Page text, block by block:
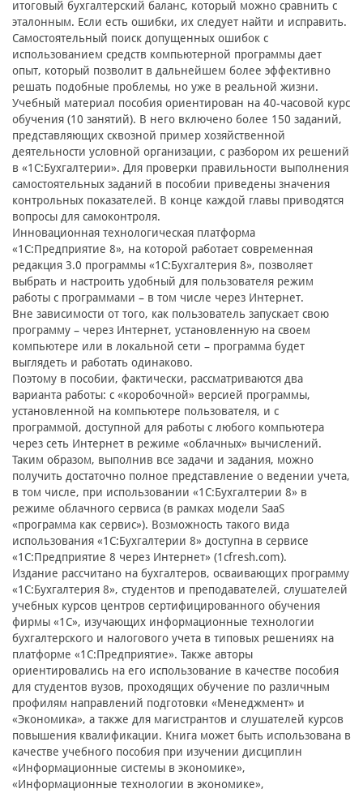
итоговый бухгалтерский баланс, который можно сравнить с
эталонным. Если есть ошибки, их следует найти и исправить.
Самостоятельный поиск допущенных ошибок с
использованием средств компьютерной программы дает
опыт, который позволит в дальнейшем более эффективно
решать подобные проблемы, но уже в реальной жизни.
Учебный материал пособия ориентирован на 40-часовой курс
обучения (10 занятий). В него включено более 150 заданий,
представляющих сквозной пример хозяйственной
деятельности условной организации, с разбором их решений
в «1С:Бухгалтерии». Для проверки правильности выполнения
самостоятельных заданий в пособии приведены значения
контрольных показателей. В конце каждой главы приводятся
вопросы для самоконтроля.
Инновационная технологическая платформа
«1С:Предприятие 8», на которой работает современная
редакция 3.0 программы «1С:Бухгалтерия 8», позволяет
выбрать и настроить удобный для пользователя режим
работы с программами – в том числе через Интернет.
Вне зависимости от того, как пользователь запускает свою
программу – через Интернет, установленную на своем
компьютере или в локальной сети – программа будет
выглядеть и работать одинаково.
Поэтому в пособии, фактически, рассматриваются два
варианта работы: с «коробочной» версией программы,
установленной на компьютере пользователя, и с
программой, доступной для работы с любого компьютера
через сеть Интернет в режиме «облачных» вычислений.
Таким образом, выполнив все задачи и задания, можно
получить достаточно полное представление о ведении учета,
в том числе, при использовании «1С:Бухгалтерии 8» в
режиме облачного сервиса (в рамках модели SaaS
«программа как сервис»). Возможность такого вида
использования «1С:Бухгалтерии 8» доступна в сервисе
«1С:Предприятие 8 через Интернет» (1cfresh.com).
Издание рассчитано на бухгалтеров, осваивающих программу
«1С:Бухгалтерия 8», студентов и преподавателей, слушателей
учебных курсов центров сертифицированного обучения
фирмы «1С», изучающих информационные технологии
бухгалтерского и налогового учета в типовых решениях на
платформе «1С:Предприятие». Также авторы
ориентировались на его использование в качестве пособия
для студентов вузов, проходящих обучение по различным
профилям направлений подготовки «Менеджмент» и
«Экономика», а также для магистрантов и слушателей курсов
повышения квалификации. Книга может быть использована в
качестве учебного пособия при изучении дисциплин
«Информационные системы в экономике»,
«Информационные технологии в экономике»,